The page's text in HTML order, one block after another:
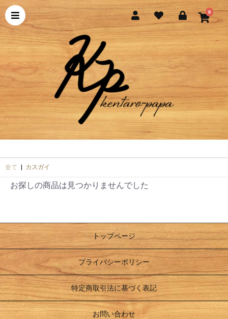
0
全て カスガイ
お探しの商品は見つかりませんでした
トップページ
プライバシーポリシー
特定商取引法に基づく表記
お問い合わせ